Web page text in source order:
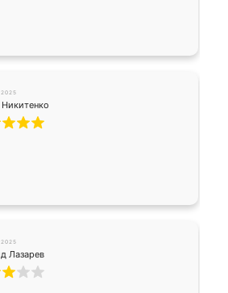
2025
2025
Лазарев